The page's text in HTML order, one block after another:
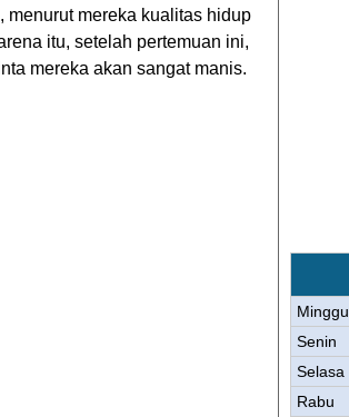
menurut mereka kualitas hidup
itu, setelah pertemuan ini,
mereka akan sangat manis.
Minggu
Senin
Selasa
Rabu